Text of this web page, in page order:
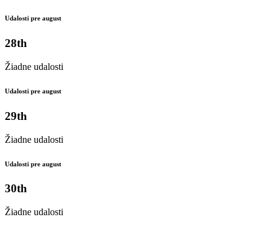
Udalosti pre august
28th
Žiadne udalosti
Udalosti pre august
29th
Žiadne udalosti
Udalosti pre august
30th
Žiadne udalosti